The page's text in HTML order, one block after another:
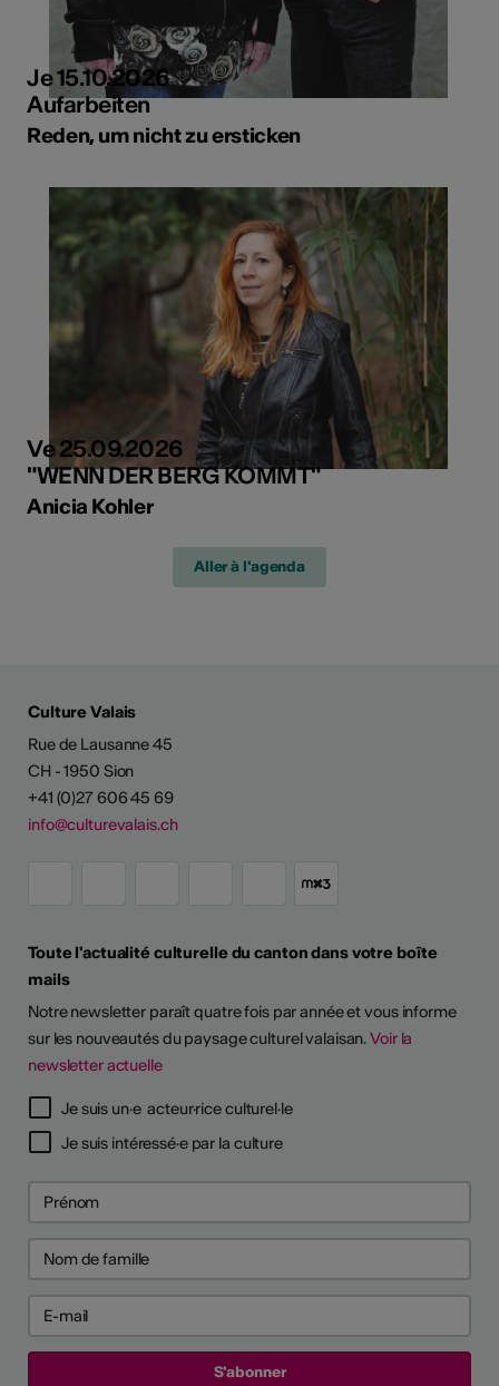
Je 15.10.2026
Aufarbeiten
Reden, um nicht zu ersticken
Ve 25.09.2026
"WENN DER BERG KOMMT"
Anicia Kohler
Aller à l'agenda
Culture Valais
Rue de Lausanne 45
CH - 1950 Sion
+41 (0)27 606 45 69
info@culturevalais.ch
Toute l'actualité culturelle du canton dans votre boîte
mails
Notre newsletter paraît quatre fois par année et vous informe
sur les nouveautés du paysage culturel valaisan.Voir la
newsletter actuelle
Je suis un·e acteur·rice culturel·le
Je suis intéressé·e par la culture